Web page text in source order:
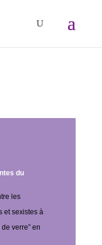
du
les
et sexistes à
verre” en